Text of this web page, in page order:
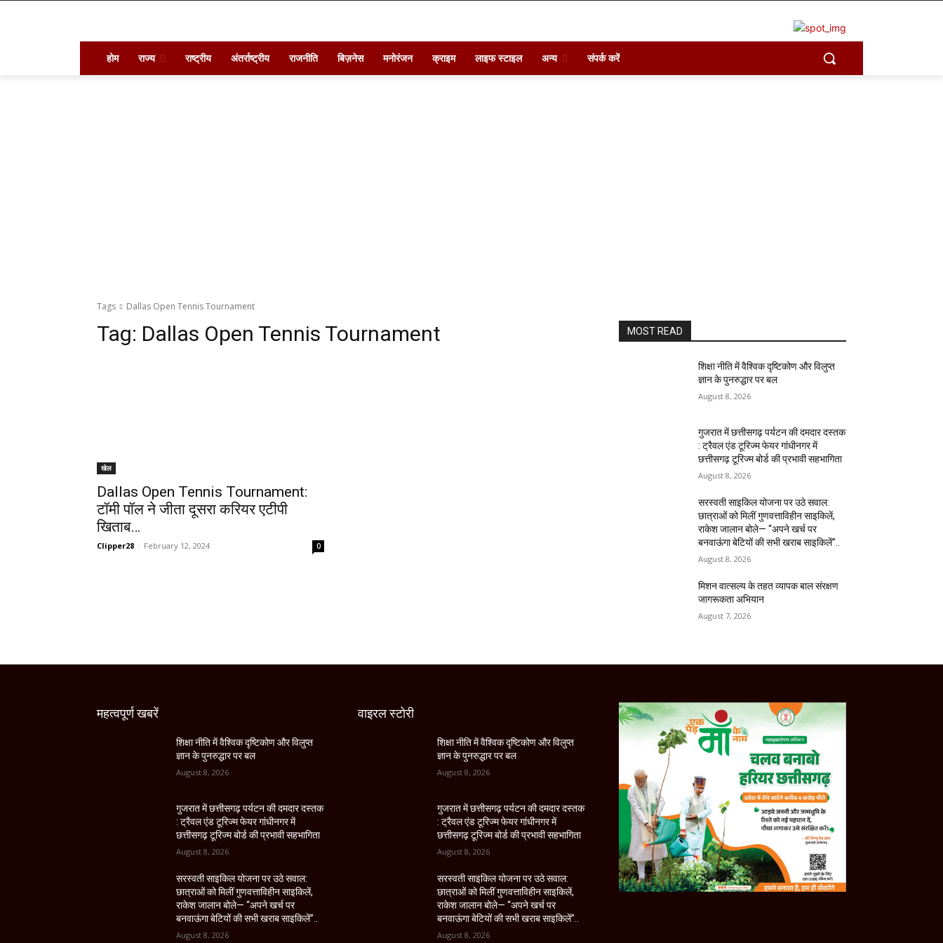
होम राज्य राष्ट्रीय अंतर्राष्ट्रीय राजनीति बिज़नेस मनोरंजन क्राइम लाइफ स्टाइल अन्य संपर्क करें
Tags Dallas Open Tennis Tournament
Tag: Dallas Open Tennis Tournament
खेल
Dallas Open Tennis Tournament:
टॉमी पॉल ने जीता दूसरा करियर एटीपी
खिताब…
Clipper28 - February 12, 2024 0
MOST READ
शिक्षा नीति में वैश्विक दृष्टिकोण और विलुप्त
ज्ञान के पुनरुद्धार पर बल
August 8, 2026
गुजरात में छत्तीसगढ़ पर्यटन की दमदार दस्तक
: ट्रैवल एंड टूरिज्म फेयर गांधीनगर में
छत्तीसगढ़ टूरिज्म बोर्ड की प्रभावी सहभागिता
August 8, 2026
सरस्वती साइकिल योजना पर उठे सवाल:
छात्राओं को मिलीं गुणवत्ताविहीन साइकिलें,
राकेश जालान बोले— “अपने खर्च पर
बनवाऊंगा बेटियों की सभी खराब साइकिलें”..
August 8, 2026
मिशन वात्सल्य के तहत व्यापक बाल संरक्षण
जागरूकता अभियान
August 7, 2026
महत्वपूर्ण खबरें
शिक्षा नीति में वैश्विक दृष्टिकोण और विलुप्त
ज्ञान के पुनरुद्धार पर बल
August 8, 2026
गुजरात में छत्तीसगढ़ पर्यटन की दमदार दस्तक
: ट्रैवल एंड टूरिज्म फेयर गांधीनगर में
छत्तीसगढ़ टूरिज्म बोर्ड की प्रभावी सहभागिता
August 8, 2026
सरस्वती साइकिल योजना पर उठे सवाल:
छात्राओं को मिलीं गुणवत्ताविहीन साइकिलें,
राकेश जालान बोले— “अपने खर्च पर
बनवाऊंगा बेटियों की सभी खराब साइकिलें”..
August 8, 2026
वाइरल स्टोरी
शिक्षा नीति में वैश्विक दृष्टिकोण और विलुप्त
ज्ञान के पुनरुद्धार पर बल
August 8, 2026
गुजरात में छत्तीसगढ़ पर्यटन की दमदार दस्तक
: ट्रैवल एंड टूरिज्म फेयर गांधीनगर में
छत्तीसगढ़ टूरिज्म बोर्ड की प्रभावी सहभागिता
August 8, 2026
सरस्वती साइकिल योजना पर उठे सवाल:
छात्राओं को मिलीं गुणवत्ताविहीन साइकिलें,
राकेश जालान बोले— “अपने खर्च पर
बनवाऊंगा बेटियों की सभी खराब साइकिलें”..
August 8, 2026